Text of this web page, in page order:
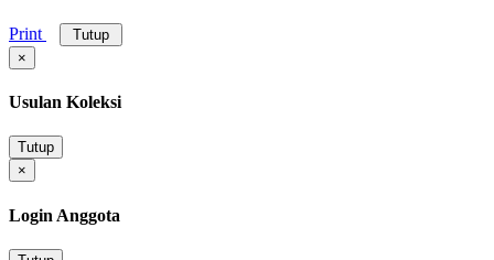
Print
Tutup
×
Usulan Koleksi
Tutup
×
Login Anggota